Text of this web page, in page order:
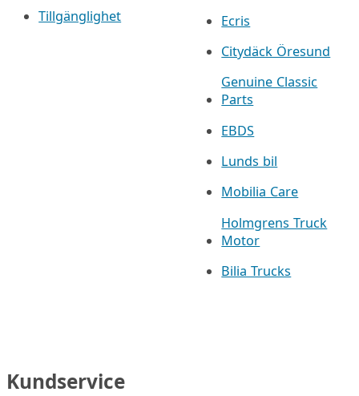
Tillgänglighet
Ecris
Citydäck Öresund
Genuine Classic
Parts
EBDS
Lunds bil
Mobilia Care
Holmgrens Truck
Motor
Bilia Trucks
Kundservice